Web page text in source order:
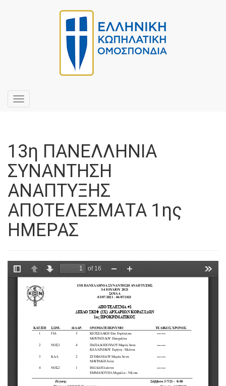
Toggle
navigation
13η ΠΑΝΕΛΛΗΝΙΑ
ΣΥΝΑΝΤΗΣΗ
ΑΝΑΠΤΥΞΗΣ
ΑΠΟΤΕΛΕΣΜΑΤΑ 1ης
ΗΜΕΡΑΣ